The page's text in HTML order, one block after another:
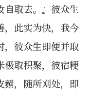
自取去。』彼众生
，此实为快，我今
，彼众生即便并取
极取积聚，彼宿粳
䵃，随所刈处，即